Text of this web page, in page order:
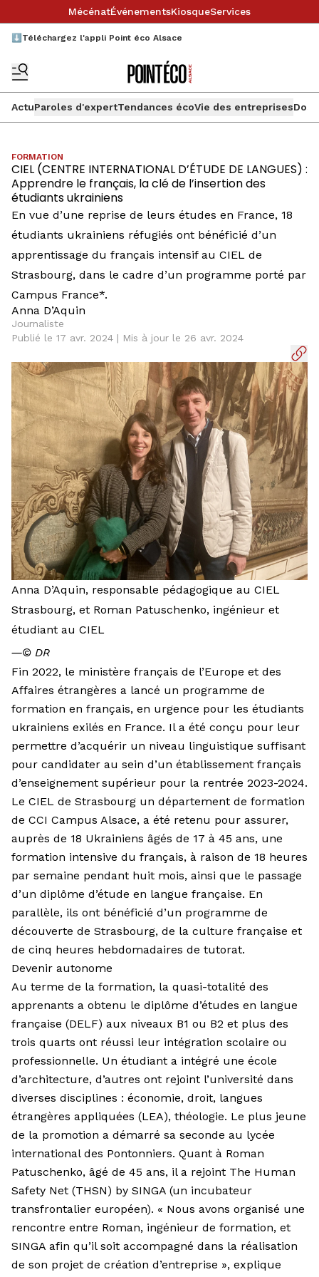
MécénatÉvénementsKiosqueServices
⬇️Téléchargez l'appli Point éco Alsace
ActuParoles d'expertTendances écoVie des entreprises
FORMATION
CIEL (CENTRE INTERNATIONAL D’ÉTUDE DE LANGUES) :
Apprendre le français, la clé de l’insertion des
étudiants ukrainiens
En vue d’une reprise de leurs études en France, 18
étudiants ukrainiens réfugiés ont bénéficié d’un
apprentissage du français intensif au CIEL de
Strasbourg, dans le cadre d’un programme porté par
Campus France*.
Anna D’Aquin
Journaliste
Publié le 17 avr. 2024 | Mis à jour le 26 avr. 2024
Anna D’Aquin, responsable pédagogique au CIEL
Strasbourg, et Roman Patuschenko, ingénieur et
étudiant au CIEL
―© DR
Fin 2022, le ministère français de l’Europe et des
Affaires étrangères a lancé un programme de
formation en français, en urgence pour les étudiants
ukrainiens exilés en France. Il a été conçu pour leur
permettre d’acquérir un niveau linguistique suffisant
pour candidater au sein d’un établissement français
d’enseignement supérieur pour la rentrée 2023-2024.
Le CIEL de Strasbourg un département de formation
de CCI Campus Alsace, a été retenu pour assurer,
auprès de 18 Ukrainiens âgés de 17 à 45 ans, une
formation intensive du français, à raison de 18 heures
par semaine pendant huit mois, ainsi que le passage
d’un diplôme d’étude en langue française. En
parallèle, ils ont bénéficié d’un programme de
découverte de Strasbourg, de la culture française et
de cinq heures hebdomadaires de tutorat.
Devenir autonome
Au terme de la formation, la quasi-totalité des
apprenants a obtenu le diplôme d’études en langue
française (DELF) aux niveaux B1 ou B2 et plus des
trois quarts ont réussi leur intégration scolaire ou
professionnelle. Un étudiant a intégré une école
d’architecture, d’autres ont rejoint l’université dans
diverses disciplines : économie, droit, langues
étrangères appliquées (LEA), théologie. Le plus jeune
de la promotion a démarré sa seconde au lycée
international des Pontonniers. Quant à Roman
Patuschenko, âgé de 45 ans, il a rejoint The Human
Safety Net (THSN) by SINGA (un incubateur
transfrontalier européen). « Nous avons organisé une
rencontre entre Roman, ingénieur de formation, et
SINGA afin qu’il soit accompagné dans la réalisation
de son projet de création d’entreprise », explique